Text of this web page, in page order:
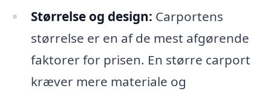
Størrelse og design: Carportens
størrelse er en af de mest afgørende
faktorer for prisen. En større carport
kræver mere materiale og